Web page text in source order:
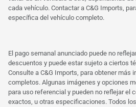
cada vehículo. Contactar a C&G Imports,
específica del vehículo completo.
El pago semanal anunciado puede no
descuentos y puede estar sujeto a ciertos
Consulte a C&G Imports, para obtener más
completos. Algunas imágenes y opciones
para uso referencial y pueden no reflejar el
exactos, u otras especificaciones. Todos